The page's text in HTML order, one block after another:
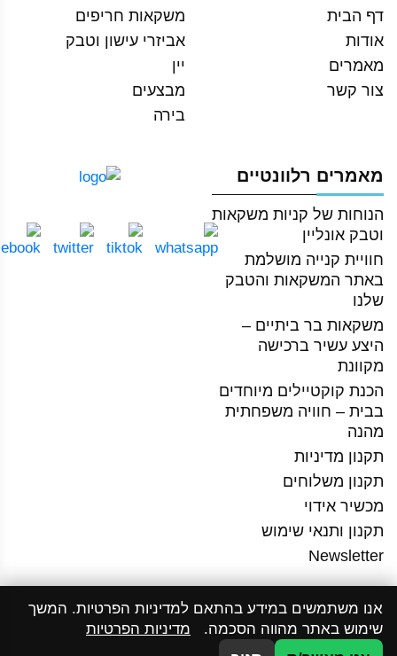
דף הבית
אודות
מאמרים
צור קשר
משקאות חריפים
אביזרי עישון וטבק
יין
מבצעים
בירה
מאמרים רלוונטיים
הנוחות של קניות משקאות
וטבק אונליין
חוויית קנייה מושלמת
באתר המשקאות והטבק
שלנו
משקאות בר ביתיים –
היצע עשיר ברכישה
מקוונת
הכנת קוקטיילים מיוחדים
בבית – חוויה משפחתית
מהנה
תקנון מדיניות
תקנון משלוחים
מכשיר אידוי
תקנון ותנאי שימוש
Newsletter
אנו משתמשים במידע בהתאם למדיניות הפרטיות. המשך
שימוש באתר מהווה הסכמה. מדיניות הפרטיות